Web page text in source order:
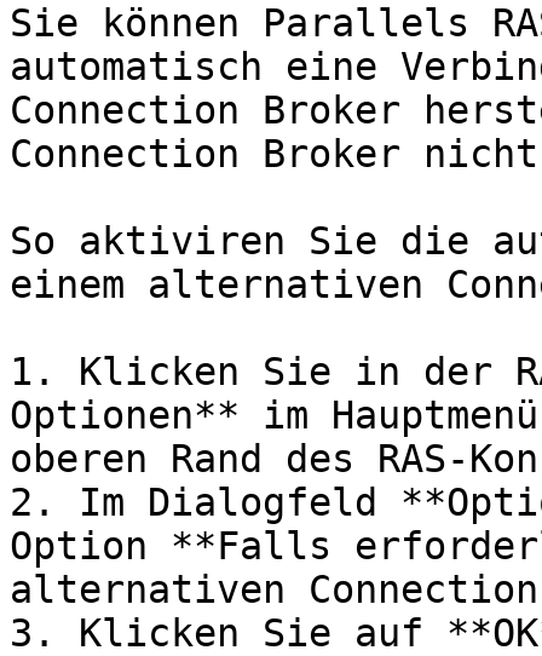
Sie können Parallels
automatisch eine
Connection Broker
Connection Broker
So aktiviren Sie die
einem alternativen
1. Klicken Sie in der
Optionen** im
oberen Rand des RAS-
2. Im Dialogfeld
Option **Falls
alternativen
3. Klicken Sie auf